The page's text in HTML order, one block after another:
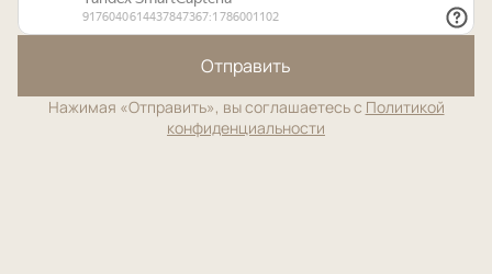
Отправить
Нажимая «Отправить», вы соглашаетесь с Политикой
конфиденциальности